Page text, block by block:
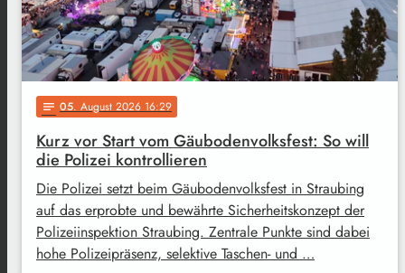
notes 05. August 2026 16:29
Kurz vor Start vom Gäubodenvolksfest: So will
die Polizei kontrollieren
Die Polizei setzt beim Gäubodenvolksfest in Straubing
auf das erprobte und bewährte Sicherheitskonzept der
Polizeiinspektion Straubing. Zentrale Punkte sind dabei
hohe Polizeipräsenz, selektive Taschen- und …